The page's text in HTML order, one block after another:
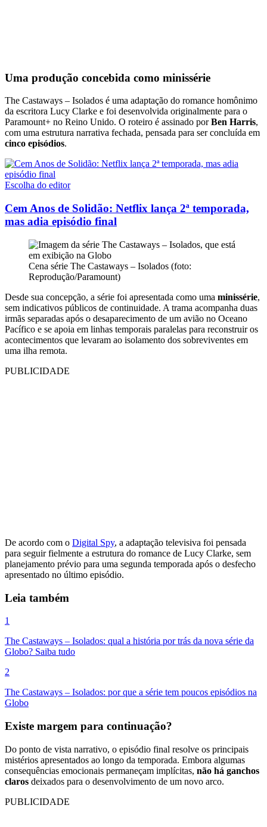
Uma produção concebida como minissérie
The Castaways – Isolados é uma adaptação do romance homônimo
da escritora Lucy Clarke e foi desenvolvida originalmente para o
Paramount+ no Reino Unido. O roteiro é assinado porBen Harris,
com uma estrutura narrativa fechada, pensada para ser concluída em
cinco episódios.
Escolha do editor
Cem Anos de Solidão: Netflix lança 2ª temporada,
mas adia episódio final
Cena série The Castaways – Isolados (foto:
Reprodução/Paramount)
Desde sua concepção, a série foi apresentada como uma minissérie,
sem indicativos públicos de continuidade. A trama acompanha duas
irmãs separadas após o desaparecimento de um avião no Oceano
Pacífico e se apoia em linhas temporais paralelas para reconstruir os
acontecimentos que levaram ao isolamento dos sobreviventes em
uma ilha remota.
PUBLICIDADE
De acordo com o Digital Spy, a adaptação televisiva foi pensada
para seguir fielmente a estrutura do romance de Lucy Clarke, sem
planejamento prévio para uma segunda temporada após o desfecho
apresentado no último episódio.
Leia também
1
The Castaways – Isolados: qual a história por trás da nova série da
Globo? Saiba tudo
2
The Castaways – Isolados: por que a série tem poucos episódios na
Globo
Existe margem para continuação?
Do ponto de vista narrativo, o episódio final resolve os principais
mistérios apresentados ao longo da temporada. Embora algumas
consequências emocionais permaneçam implícitas, não há ganchos
claros deixados para o desenvolvimento de um novo arco.
PUBLICIDADE